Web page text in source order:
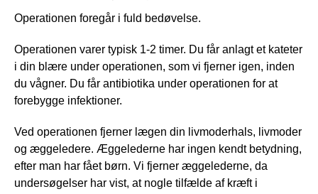
Operationen foregår i fuld bedøvelse.
Operationen varer typisk 1-2 timer. Du får anlagt et kateter
i din blære under operationen, som vi fjerner igen, inden
du vågner. Du får antibiotika under operationen for at
forebygge infektioner.
Ved operationen fjerner lægen din livmoderhals, livmoder
og æggeledere. Æggelederne har ingen kendt betydning,
efter man har fået børn. Vi fjerner æggelederne, da
undersøgelser har vist, at nogle tilfælde af kræft i